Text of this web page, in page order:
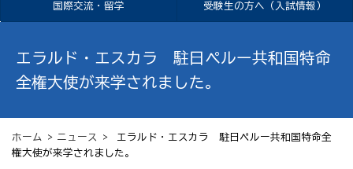
国際交流・留学 受験生の方へ（入試情報）
エラルド・エスカラ 駐日ペルー共和国特命
全権大使が来学されました。
ホーム > ニュース
> エラルド・エスカラ 駐日ペルー共和国特命全
権大使が来学されました。